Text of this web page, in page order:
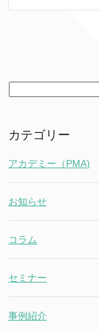
カテゴリー
アカデミー（PMA)
お知らせ
コラム
セミナー
事例紹介